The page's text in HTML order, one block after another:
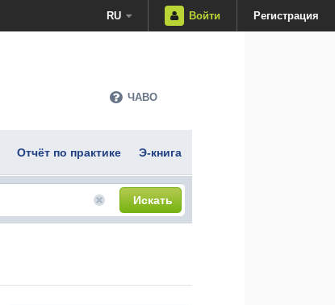
RU Войти Регистрация
ЧАВО
Отчёт по практике Э-книга
Искать